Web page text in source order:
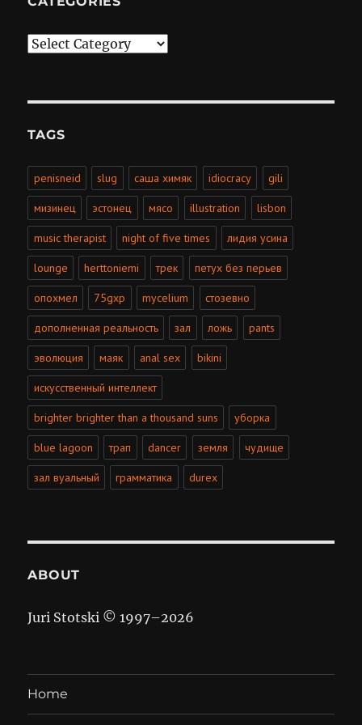
Categories
TAGS
penisneid slug саша химяк idiocracy gili
мизинец эстонец мясо illustration lisbon
music therapist night of five times лидия усина
lounge herttoniemi трек петух без перьев
опохмел 75gxp mycelium стозевно
дополненная реальность зал ложь pants
эволюция маяк anal sex bikini
искусственный интеллект
brighter brighter than a thousand suns уборка
blue lagoon трап dancer земля чудище
зал вуальный грамматика durex
ABOUT
Juri Stotski © 1997–2026
Home